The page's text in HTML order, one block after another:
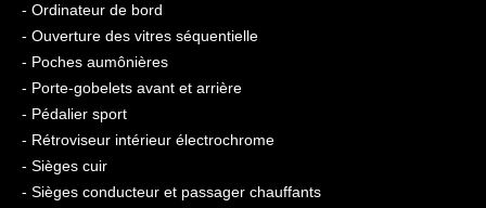
- Ordinateur de bord
- Ouverture des vitres séquentielle
- Poches aumônières
- Porte-gobelets avant et arrière
- Pédalier sport
- Rétroviseur intérieur électrochrome
- Sièges cuir
- Sièges conducteur et passager chauffants